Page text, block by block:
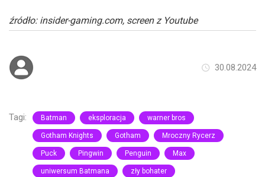
źródło: insider-gaming.com, screen z Youtube
30.08.2024
Tagi: Batman eksploracja warner bros
Gotham Knights Gotham Mroczny Rycerz
Puck Pingwin Penguin Max
uniwersum Batmana zły bohater